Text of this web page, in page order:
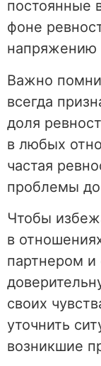
постоянные
фоне
напряжению
Важно
всегда
доля
в любых
частая
проблемы
Чтобы
в
партнером и
своих
уточнить
возникшие